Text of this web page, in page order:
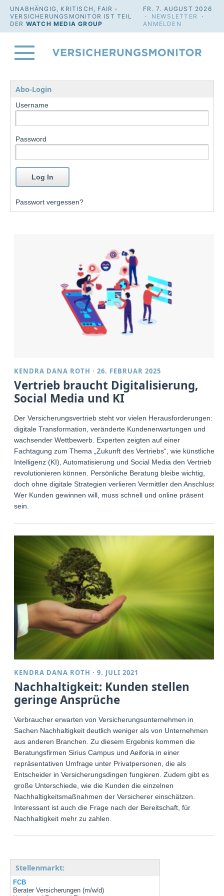
UNABHÄNGIG, KRITISCH, FAIR -
VERSICHERUNGSMONITOR IST TEIL
DER WATCH MEDIA GROUP
FR. 7. AUGUST 2026
· NEWSLETTER
·
ANMELDEN
Abo-Login
Username
Password
Passwort vergessen?
KENDRA DANA ROTH ·26. FEBRUAR 2025
Vertrieb braucht Digitalisierung,
Social Media und KI
Der Versicherungsvertrieb steht vor vielen Herausforderungen:
digitale Transformation, veränderte Kundenerwartungen und
wachsender Wettbewerb. Experten zeigten auf einer
Fachtagung zum Thema „Zukunft des Vertriebs“, wie künstliche
Intelligenz (KI), Automatisierung und Social Media den Vertrieb
revolutionieren können. Persönliche Beratung bleibe wichtig,
doch ohne digitale Strategien verlieren Vermittler den Anschluss.
Wer Kunden gewinnen will, muss schnell und online präsent
sein.
KENDRA DANA ROTH ·9. JULI 2021
Nachhaltigkeit: Kunden stellen
geringe Ansprüche
Verbraucher erwarten von Versicherungsunternehmen in
Sachen Nachhaltigkeit deutlich weniger als von Unternehmen
aus anderen Branchen. Zu diesem Ergebnis kommen die
Beratungsfirmen Sirius Campus und Aeiforia in einer
repräsentativen Umfrage unter Privatpersonen, die als
Entscheider in Versicherungsdingen fungieren. Zudem gibt es
große Unterschiede, wie die Kunden die einzelnen
Nachhaltigkeitsmaßnahmen der Versicherer einschätzen.
Interessant ist auch die Frage nach der Bereitschaft, für
Nachhaltigkeit mehr zu zahlen.
Stellenmarkt:
FCB
Berater Versicherungen (m/w/d)